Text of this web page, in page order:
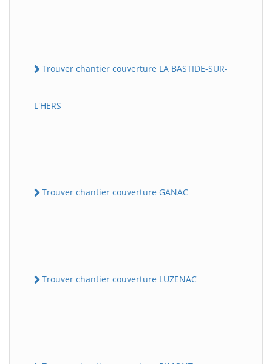
Trouver chantier couverture LA BASTIDE-SUR-
L'HERS
Trouver chantier couverture GANAC
Trouver chantier couverture LUZENAC